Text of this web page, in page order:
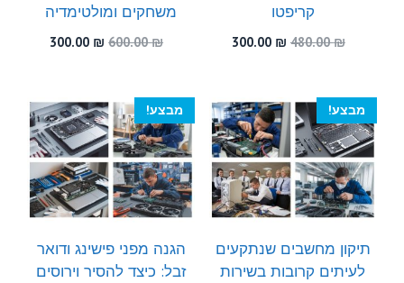
קריפטו
480.00₪
המחיר
480.00 ₪.
300.00 ₪
300.00 ₪.
משחקים ומולטימדיה
600.00₪
המחיר
600.00 ₪.
300.00 ₪
המחיר
300.00 ₪.
מבצע!
תיקון מחשבים שנתקעים
לעיתים קרובות בשירות
מבצע!
הגנה מפני פישינג ודואר
זבל: כיצד להסיר וירוסים